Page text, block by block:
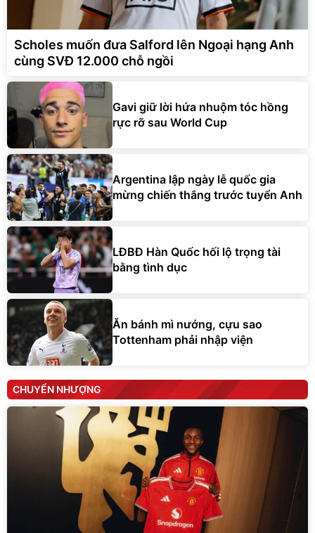
Scholes muốn đưa Salford lên Ngoại hạng Anh
cùng SVĐ 12.000 chỗ ngồi
Gavi giữ lời hứa nhuộm tóc hồng
rực rỡ sau World Cup
Argentina lập ngày lễ quốc gia
mừng chiến thắng trước tuyển Anh
LĐBĐ Hàn Quốc hối lộ trọng tài
bằng tình dục
Ăn bánh mì nướng, cựu sao
Tottenham phải nhập viện
CHUYỂN NHƯỢNG